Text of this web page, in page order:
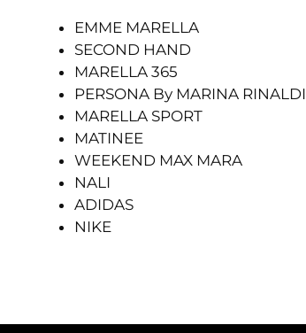
EMME MARELLA
SECOND HAND
MARELLA 365
PERSONA By MARINA RINALDI
MARELLA SPORT
MATINEE
WEEKEND MAX MARA
NALI
ADIDAS
NIKE